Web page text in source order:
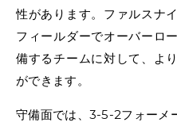
性があります。ファルスナ
フィールダーでオーバーロ
備するチームに対して、よ
ができます。
守備面では、3-5-2フォーメ